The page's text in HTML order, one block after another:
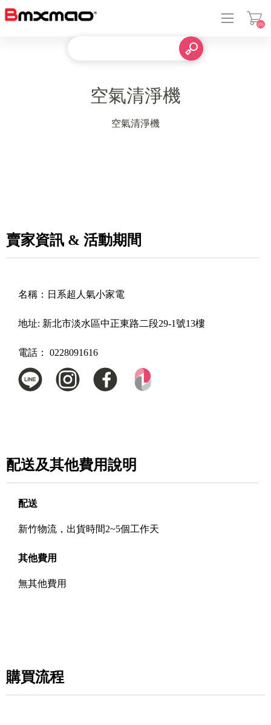
(0)
空氣清淨機
空氣清淨機
賣家資訊 & 活動期間
名稱： 日系超人氣小家電
地址: 新北市淡水區中正東路二段29-1號13樓
電話： 0228091616
配送及其他費用說明
配送
新竹物流，出貨時間2~5個工作天
其他費用
無其他費用
購買流程